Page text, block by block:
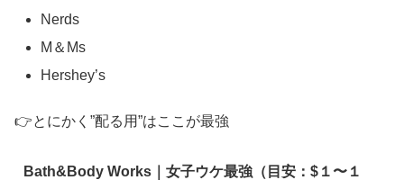
Nerds
M＆Ms
Hershey’s
👉とにかく”配る用”はここが最強
Bath&Body Works｜女子ウケ最強（目安：$１〜１